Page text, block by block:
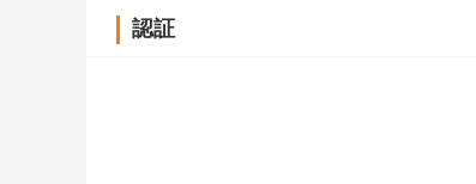
認証